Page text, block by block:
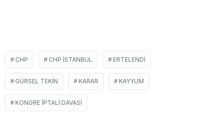
CHP CHP ISTANBUL ERTELENDI
GÜRSEL TEKIN KARAR KAYYUM
KONGRE IPTALI DAVASI